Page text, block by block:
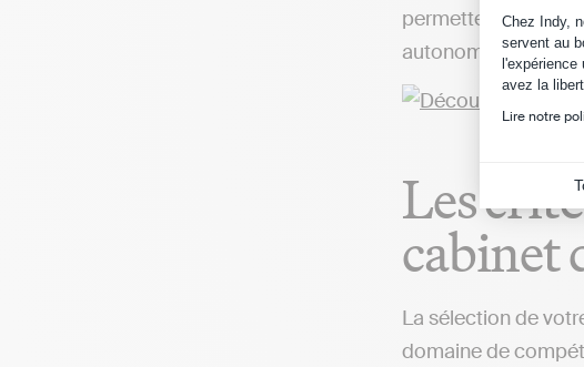
Chez Indy,
servent au
avez la
Lire notre
permettent de
autonomie, à
Les
cabinet
La sélection de
domaine de